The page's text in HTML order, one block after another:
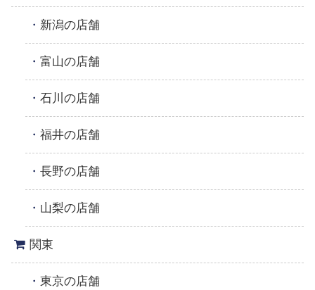
新潟の店舗
富山の店舗
石川の店舗
福井の店舗
長野の店舗
山梨の店舗
関東
東京の店舗